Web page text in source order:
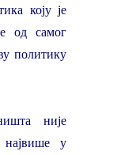
коју је
од самог
политику
није
у